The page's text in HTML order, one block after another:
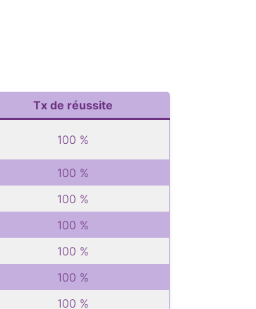
Tx de réussite
100 %
100 %
100 %
100 %
100 %
100 %
100 %